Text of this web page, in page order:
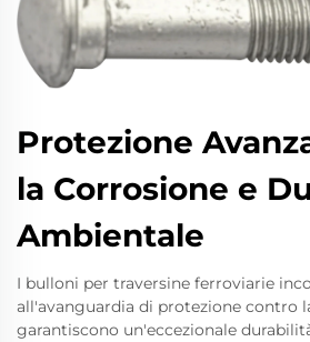
Protezione
la Corrosione e
Ambientale
I bulloni per traversine ferroviarie
all'avanguardia di protezione contro
garantiscono un'eccezionale